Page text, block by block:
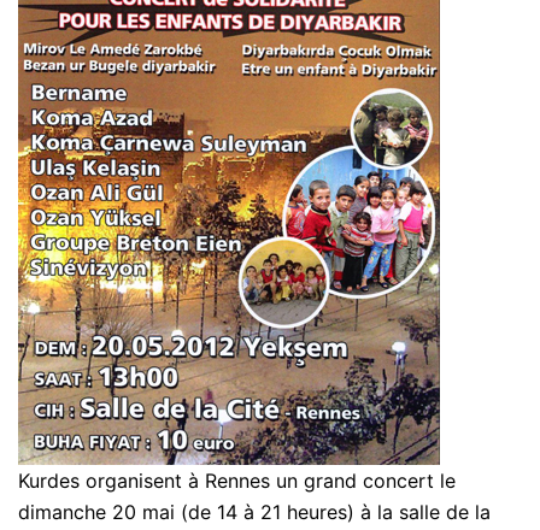
Kurdes organisent à Rennes un grand concert le
dimanche 20 mai (de 14 à 21 heures) à la salle de la